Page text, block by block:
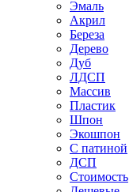
Эмаль
Акрил
Береза
Дерево
Дуб
ЛДСП
Массив
Пластик
Шпон
Экошпон
С патиной
ДСП
Стоимость